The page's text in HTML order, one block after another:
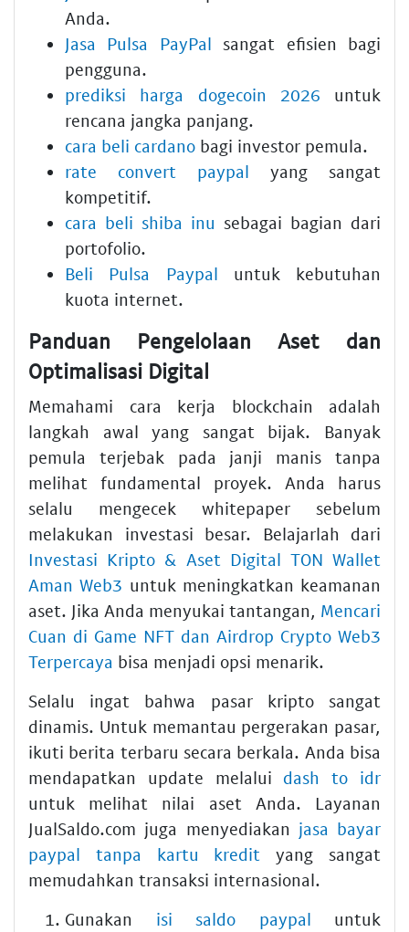
Anda.
Jasa Pulsa PayPal sangat efisien bagi
pengguna.
prediksi harga dogecoin 2026 untuk
rencana jangka panjang.
cara beli cardano bagi investor pemula.
rate convert paypal yang sangat
kompetitif.
cara beli shiba inu sebagai bagian dari
portofolio.
Beli Pulsa Paypal untuk kebutuhan
kuota internet.
Panduan Pengelolaan Aset dan
Optimalisasi Digital
Memahami cara kerja blockchain adalah
langkah awal yang sangat bijak. Banyak
pemula terjebak pada janji manis tanpa
melihat fundamental proyek. Anda harus
selalu mengecek whitepaper sebelum
melakukan investasi besar. Belajarlah dari
Investasi Kripto & Aset Digital TON Wallet
Aman Web3 untuk meningkatkan keamanan
aset. Jika Anda menyukai tantangan, Mencari
Cuan di Game NFT dan Airdrop Crypto Web3
Terpercaya bisa menjadi opsi menarik.
Selalu ingat bahwa pasar kripto sangat
dinamis. Untuk memantau pergerakan pasar,
ikuti berita terbaru secara berkala. Anda bisa
mendapatkan update melalui dash to idr
untuk melihat nilai aset Anda. Layanan
JualSaldo.com juga menyediakan jasa bayar
paypal tanpa kartu kredit yang sangat
memudahkan transaksi internasional.
Gunakan isi saldo paypal untuk